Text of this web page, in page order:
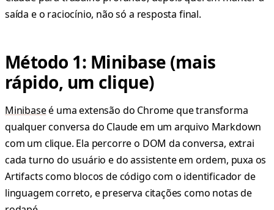
saída e o raciocínio, não só a resposta final.
Método 1: Minibase (mais
rápido, um clique)
Minibaseé uma extensão do Chrome que transforma
qualquer conversa do Claude em um arquivo Markdown
com um clique. Ela percorre o DOM da conversa, extrai
cada turno do usuário e do assistente em ordem, puxa os
Artifacts como blocos de código com o identificador de
linguagem correto, e preserva citações como notas de